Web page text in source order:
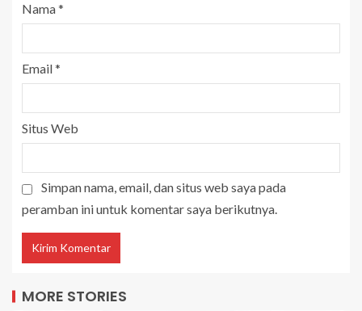
Nama*
Email*
Situs Web
Simpan nama, email, dan situs web saya pada
peramban ini untuk komentar saya berikutnya.
MORE STORIES